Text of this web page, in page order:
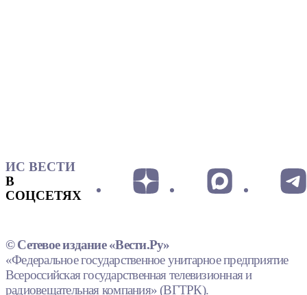
ИС ВЕСТИ
В
СОЦСЕТЯХ
© Сетевое издание «Вести.Ру»
«Федеральное государственное унитарное предприятие
Всероссийская государственная телевизионная и
радиовещательная компания» (ВГТРК).